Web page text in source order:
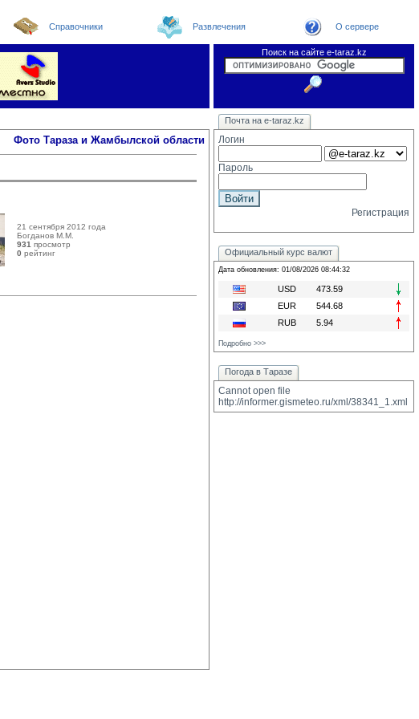
Справочники Развлечения О сервере
Поиск на сайте e-taraz.kz
Новости Погода в Таразе
Телефоный справочник
Видеоконференция
Новости e-taraz Замечания и предложения
Фото Тараза и Жамбылской области
21 сентября 2012 года
Богданов М.М.
931 просмотр
0 рейтинг
Почта на e-taraz.kz
Логин
Пароль
Регистрация
Официальный курс валют
Дата обновления: 01/08/2026 08:44:32
USD
473.59
EUR
544.68
RUB
5.94
Подробно >>>
Погода в Таразе
Cannot open file
http://informer.gismeteo.ru/xml/38341_1.xml